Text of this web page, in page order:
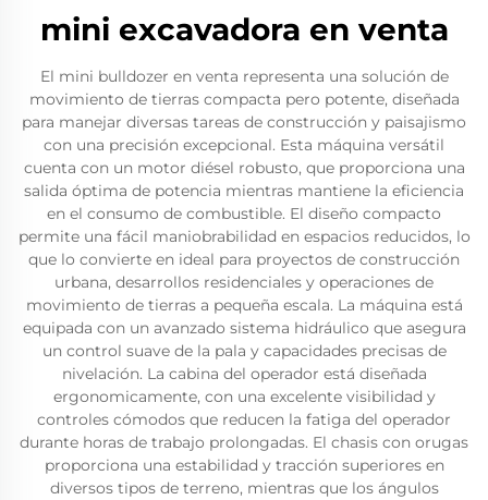
mini excavadora en venta
El mini bulldozer en venta representa una solución de
movimiento de tierras compacta pero potente, diseñada
para manejar diversas tareas de construcción y paisajismo
con una precisión excepcional. Esta máquina versátil
cuenta con un motor diésel robusto, que proporciona una
salida óptima de potencia mientras mantiene la eficiencia
en el consumo de combustible. El diseño compacto
permite una fácil maniobrabilidad en espacios reducidos, lo
que lo convierte en ideal para proyectos de construcción
urbana, desarrollos residenciales y operaciones de
movimiento de tierras a pequeña escala. La máquina está
equipada con un avanzado sistema hidráulico que asegura
un control suave de la pala y capacidades precisas de
nivelación. La cabina del operador está diseñada
ergonomicamente, con una excelente visibilidad y
controles cómodos que reducen la fatiga del operador
durante horas de trabajo prolongadas. El chasis con orugas
proporciona una estabilidad y tracción superiores en
diversos tipos de terreno, mientras que los ángulos